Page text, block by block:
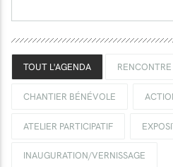
TOUT L'AGENDA RENCONTRE
CHANTIER BÉNÉVOLE
ATELIER PARTICIPATIF
INAUGURATION/VERNISSAGE